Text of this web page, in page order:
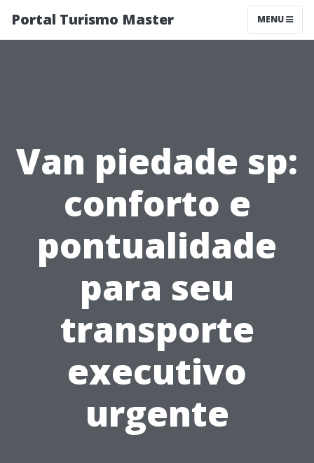
Portal Turismo Master MENU
Van piedade sp:
conforto e
pontualidade
para seu
transporte
executivo
urgente